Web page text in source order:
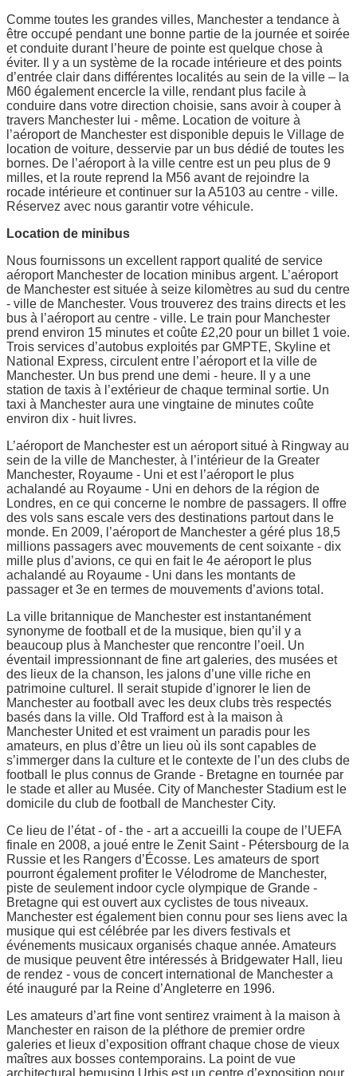
Comme toutes les grandes villes, Manchester a tendance à
être occupé pendant une bonne partie de la journée et soirée
et conduite durant l’heure de pointe est quelque chose à
éviter. Il y a un système de la rocade intérieure et des points
d’entrée clair dans différentes localités au sein de la ville – la
M60 également encercle la ville, rendant plus facile à
conduire dans votre direction choisie, sans avoir à couper à
travers Manchester lui - même. Location de voiture à
l’aéroport de Manchester est disponible depuis le Village de
location de voiture, desservie par un bus dédié de toutes les
bornes. De l’aéroport à la ville centre est un peu plus de 9
milles, et la route reprend la M56 avant de rejoindre la
rocade intérieure et continuer sur la A5103 au centre - ville.
Réservez avec nous garantir votre véhicule.
Location de minibus
Nous fournissons un excellent rapport qualité de service
aéroport Manchester de location minibus argent. L’aéroport
de Manchester est située à seize kilomètres au sud du centre
- ville de Manchester. Vous trouverez des trains directs et les
bus à l’aéroport au centre - ville. Le train pour Manchester
prend environ 15 minutes et coûte £2,20 pour un billet 1 voie.
Trois services d’autobus exploités par GMPTE, Skyline et
National Express, circulent entre l’aéroport et la ville de
Manchester. Un bus prend une demi - heure. Il y a une
station de taxis à l’extérieur de chaque terminal sortie. Un
taxi à Manchester aura une vingtaine de minutes coûte
environ dix - huit livres.
L’aéroport de Manchester est un aéroport situé à Ringway au
sein de la ville de Manchester, à l’intérieur de la Greater
Manchester, Royaume - Uni et est l’aéroport le plus
achalandé au Royaume - Uni en dehors de la région de
Londres, en ce qui concerne le nombre de passagers. Il offre
des vols sans escale vers des destinations partout dans le
monde. En 2009, l’aéroport de Manchester a géré plus 18,5
millions passagers avec mouvements de cent soixante - dix
mille plus d’avions, ce qui en fait le 4e aéroport le plus
achalandé au Royaume - Uni dans les montants de
passager et 3e en termes de mouvements d’avions total.
La ville britannique de Manchester est instantanément
synonyme de football et de la musique, bien qu’il y a
beaucoup plus à Manchester que rencontre l’oeil. Un
éventail impressionnant de fine art galeries, des musées et
des lieux de la chanson, les jalons d’une ville riche en
patrimoine culturel. Il serait stupide d’ignorer le lien de
Manchester au football avec les deux clubs très respectés
basés dans la ville. Old Trafford est à la maison à
Manchester United et est vraiment un paradis pour les
amateurs, en plus d’être un lieu où ils sont capables de
s’immerger dans la culture et le contexte de l’un des clubs de
football le plus connus de Grande - Bretagne en tournée par
le stade et aller au Musée. City of Manchester Stadium est le
domicile du club de football de Manchester City.
Ce lieu de l’état - of - the - art a accueilli la coupe de l’UEFA
finale en 2008, a joué entre le Zenit Saint - Pétersbourg de la
Russie et les Rangers d’Écosse. Les amateurs de sport
pourront également profiter le Vélodrome de Manchester,
piste de seulement indoor cycle olympique de Grande -
Bretagne qui est ouvert aux cyclistes de tous niveaux.
Manchester est également bien connu pour ses liens avec la
musique qui est célébrée par les divers festivals et
événements musicaux organisés chaque année. Amateurs
de musique peuvent être intéressés à Bridgewater Hall, lieu
de rendez - vous de concert international de Manchester a
été inauguré par la Reine d’Angleterre en 1996.
Les amateurs d’art fine vont sentirez vraiment à la maison à
Manchester en raison de la pléthore de premier ordre
galeries et lieux d’exposition offrant chaque chose de vieux
maîtres aux bosses contemporains. La point de vue
architectural bemusing Urbis est un centre d’exposition pour